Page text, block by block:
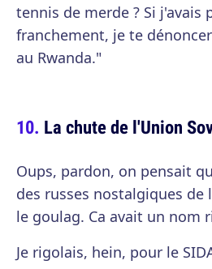
tennis de merde ? Si j'avais
franchement, je te
au Rwanda."
La chute de l'Union
Oups, pardon, on pensait
des russes nostalgiques de
le goulag. Ca avait un nom
Je rigolais, hein, pour le